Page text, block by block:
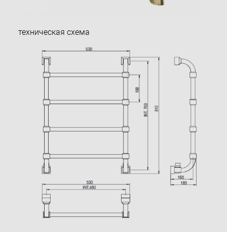
техническая схема